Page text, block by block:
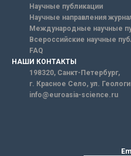
Научные публикации
Научные направления
Международные научные
Всероссийские научные
FAQ
НАШИ КОНТАКТЫ
198320, Санкт-Петербург,
г. Красное Село, ул.
info@euroasia-science.ru